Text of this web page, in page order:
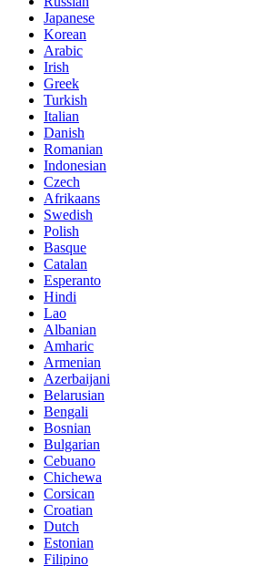
Japanese
Korean
Arabic
Irish
Greek
Turkish
Italian
Danish
Romanian
Indonesian
Czech
Afrikaans
Swedish
Polish
Basque
Catalan
Esperanto
Hindi
Lao
Albanian
Amharic
Armenian
Azerbaijani
Belarusian
Bengali
Bosnian
Bulgarian
Cebuano
Chichewa
Corsican
Croatian
Dutch
Estonian
Filipino